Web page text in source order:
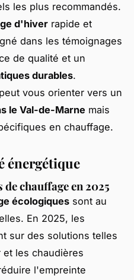
les plus recommandés.
d'hiver rapide et
dans les témoignages
de qualité et un
durables.
vous orienter vers un
le Val-de-Marne mais
en chauffage.
énergétique
de chauffage en 2025
écologiques sont au
En 2025, les
sur des solutions telles
les chaudières
l'empreinte